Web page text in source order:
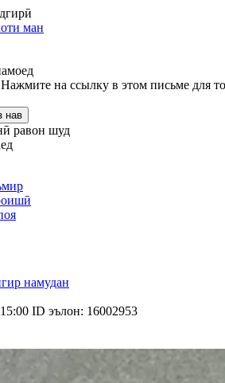
ман
на ссылку в этом письме для
нав
равон шуд
намудан
ID эълон: 16002953